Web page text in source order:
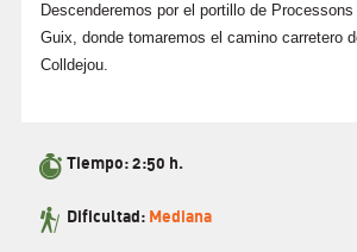
Descenderemos por el portillo de
Guix, donde tomaremos el camino carretero
Colldejou.
Tiempo: 2:50 h.
Dificultad: Mediana